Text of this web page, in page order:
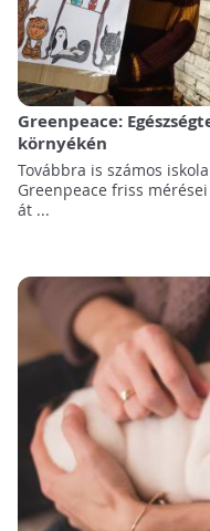
Greenpeace:
környékén
Továbbra is számos
Greenpeace friss
át ...